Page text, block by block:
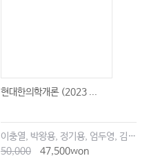
현대한의학개론 (2023 ...
이충열, 박왕용, 정기용, 엄두영, 김창업
50,000
47,500won